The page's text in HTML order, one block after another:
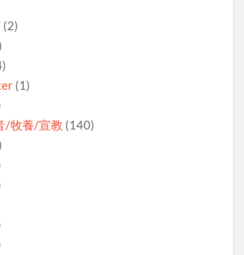
(2)
(1)
/牧養/宣教 (140)